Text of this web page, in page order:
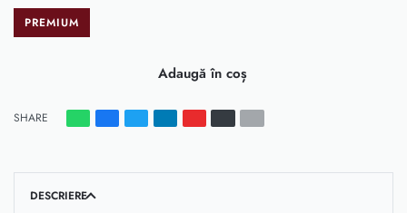
PREMIUM
Adaugă în coș
SHARE
DESCRIERE